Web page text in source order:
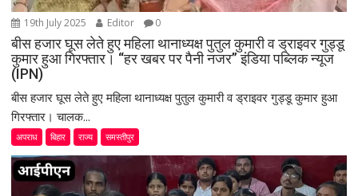
19th July 2025 Editor 0
बीस हजार घूस लेते हुए महिला थानाध्यक्ष पुतुल कुमारी व ड्राइवर गुड्डू
कुमार हुआ गिरफ्तार। “हर खबर पर पैनी नजर” इंडिया पब्लिक न्यूज
(IPN)
बीस हजार घूस लेते हुए महिला थानाध्यक्ष पुतुल कुमारी व ड्राइवर गुड्डू कुमार हुआ
गिरफ्तार। चालक...
अपराध बिहार राज्य समस्तीपुर